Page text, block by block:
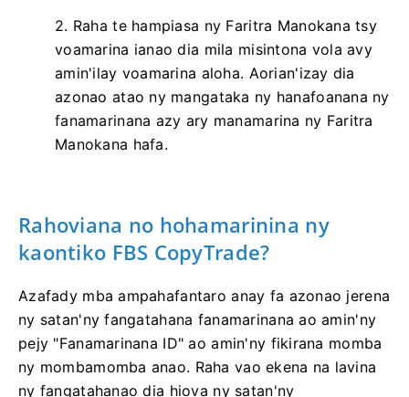
2. Raha te hampiasa ny Faritra Manokana tsy
voamarina ianao dia mila misintona vola avy
amin'ilay voamarina aloha. Aorian'izay dia
azonao atao ny mangataka ny hanafoanana ny
fanamarinana azy ary manamarina ny Faritra
Manokana hafa.
Rahoviana no hohamarinina ny
kaontiko FBS CopyTrade?
Azafady mba ampahafantaro anay fa azonao jerena
ny satan'ny fangatahana fanamarinana ao amin'ny
pejy "Fanamarinana ID" ao amin'ny fikirana momba
ny mombamomba anao. Raha vao ekena na lavina
ny fangatahanao dia hiova ny satan'ny